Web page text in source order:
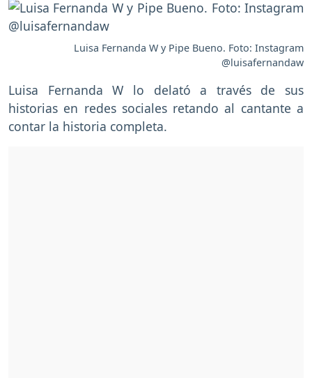
Luisa Fernanda W y Pipe Bueno. Foto: Instagram
@luisafernandaw
Luisa Fernanda W lo delató a través de sus
historias en redes sociales retando al cantante a
contar la historia completa.